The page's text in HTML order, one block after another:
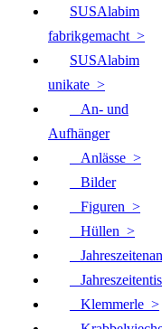
SUSAlabim
fabrikgemacht >
SUSAlabim
unikate >
An- und
Aufhänger
Anlässe >
Bilder
Figuren >
Hüllen >
Klemmerle >